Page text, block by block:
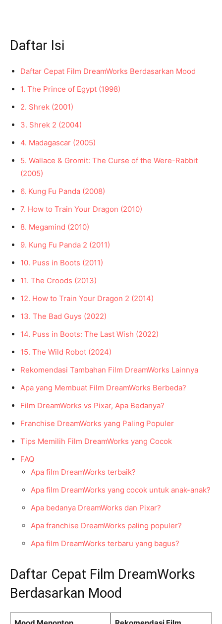
Daftar Isi
Daftar Cepat Film DreamWorks Berdasarkan Mood
1. The Prince of Egypt (1998)
2. Shrek (2001)
3. Shrek 2 (2004)
4. Madagascar (2005)
5. Wallace & Gromit: The Curse of the Were-Rabbit
(2005)
6. Kung Fu Panda (2008)
7. How to Train Your Dragon (2010)
8. Megamind (2010)
9. Kung Fu Panda 2 (2011)
10. Puss in Boots (2011)
11. The Croods (2013)
12. How to Train Your Dragon 2 (2014)
13. The Bad Guys (2022)
14. Puss in Boots: The Last Wish (2022)
15. The Wild Robot (2024)
Rekomendasi Tambahan Film DreamWorks Lainnya
Apa yang Membuat Film DreamWorks Berbeda?
Film DreamWorks vs Pixar, Apa Bedanya?
Franchise DreamWorks yang Paling Populer
Tips Memilih Film DreamWorks yang Cocok
FAQ
Apa film DreamWorks terbaik?
Apa film DreamWorks yang cocok untuk anak-anak?
Apa bedanya DreamWorks dan Pixar?
Apa franchise DreamWorks paling populer?
Apa film DreamWorks terbaru yang bagus?
Daftar Cepat Film DreamWorks
Berdasarkan Mood